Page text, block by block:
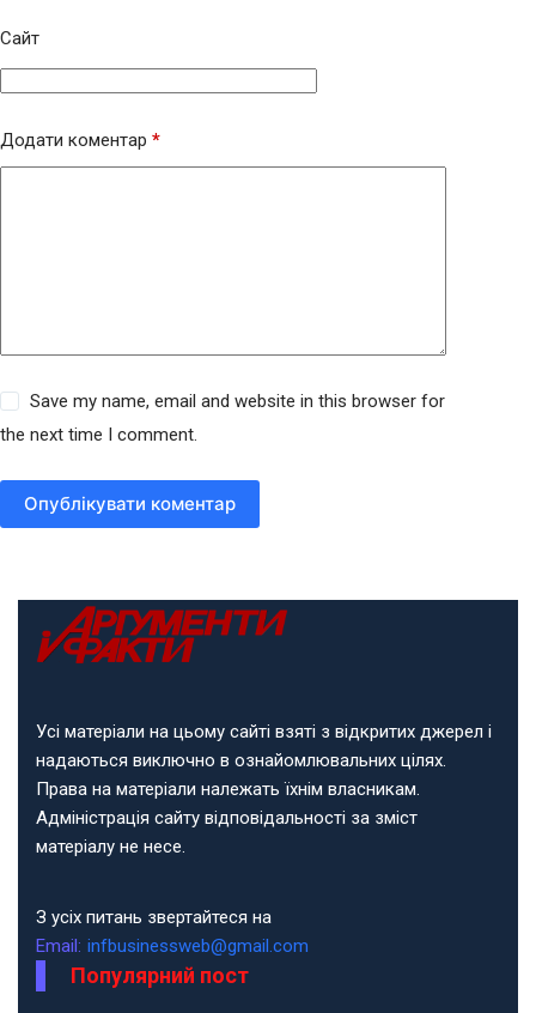
Сайт
Додати коментар *
Save my name, email and website in this browser for
the next time I comment.
Опублікувати коментар
Усі матеріали на цьому сайті взяті з відкритих джерел і
надаються виключно в ознайомлювальних цілях.
Права на матеріали належать їхнім власникам.
Адміністрація сайту відповідальності за зміст
матеріалу не несе.
З усіх питань звертайтеся на
Email: infbusinessweb@gmail.com
Популярний пост